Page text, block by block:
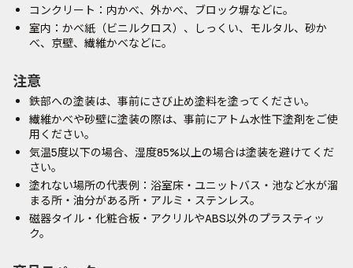
コンクリート：内かべ、外かべ、ブロック塀などに。
室内：かべ紙（ビニルクロス）、しっくい、モルタル、砂か
べ、京壁、繊維かべなどに。
注意
鉄部への塗装は、事前にさび止め塗料を塗ってください。
繊維かべや砂壁に塗装の際は、事前にアトム水性下塗剤をご使
用ください。
気温5度以下の場合、湿度85%以上の場合は塗装を避けてくだ
さい。
塗れない場所の代表例：浴室床・ユニットバス・池など水が溜
まる所・油分がある所・アルミ・ステンレス。
磁器タイル・化粧合板・アクリルやABS以外のプラスティッ
ク。